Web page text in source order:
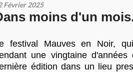
Février 2025
moins d'un
festival Mauves en Noir,
une vingtaine
édition dans un lieu